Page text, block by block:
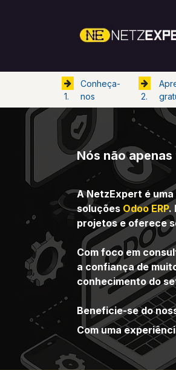
1.
Conheça-
nos
2.
Nós não
A NetzExpert é
soluções Odoo ERP.
projetos e oferece
Com foco em
a confiança de
conhecimento do
Beneficie-se do
Com uma